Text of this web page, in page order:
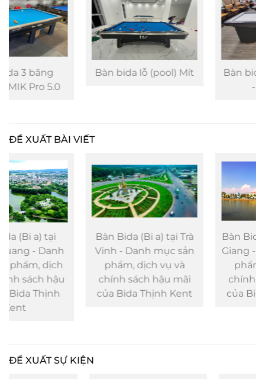
Bàn bida lỗ (pool) Mít
Bàn bida phăng (libre
ĐỀ XUẤT BÀI VIẾT
Bàn Bida (Bi a) tại Trà
Vinh - Danh mục sản
phẩm, dịch vụ và
chính sách hậu mãi
của Bida Thịnh Kent
Bàn Bida (Bi a) tại Tiền
Giang - Danh mục sản
phẩm, dịch vụ và
chính sách hậu mãi
của Bida Thịnh Kent
ĐỀ XUẤT SỰ KIỆN